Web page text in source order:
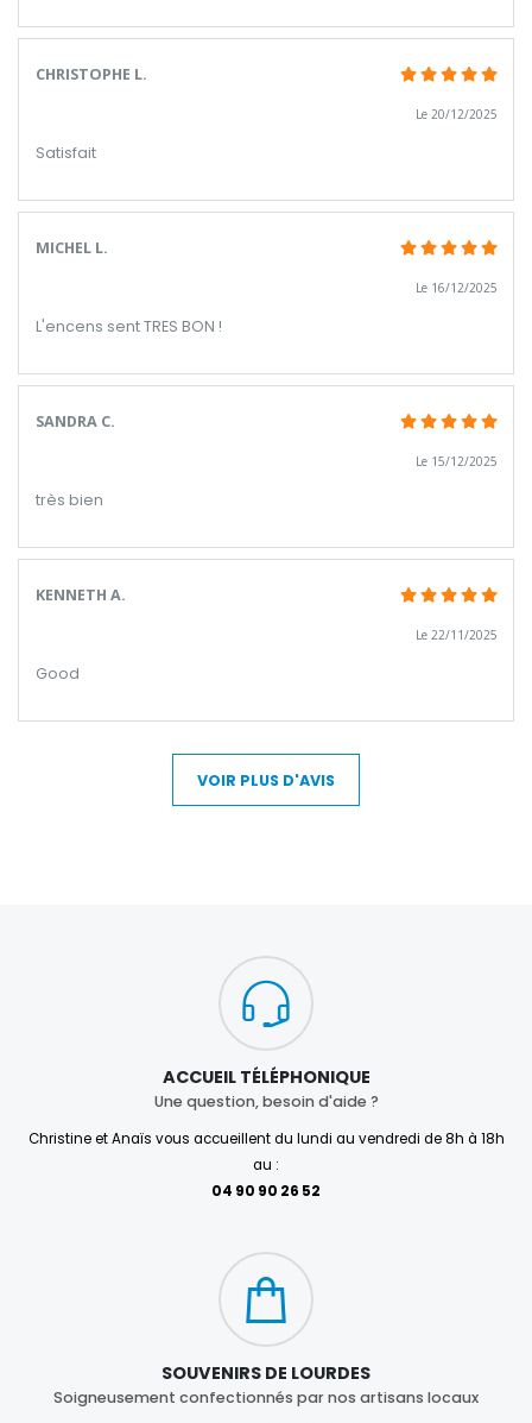
CHRISTOPHE L.
Le 20/12/2025
Satisfait
MICHEL L.
Le 16/12/2025
L'encens sent TRES BON !
SANDRA C.
Le 15/12/2025
très bien
KENNETH A.
Le 22/11/2025
Good
VOIR PLUS D'AVIS
ACCUEIL TÉLÉPHONIQUE
Une question, besoin d'aide ?
Christine et Anaïs vous accueillent du lundi au vendredi de 8h à 18h
au :
04 90 90 26 52
SOUVENIRS DE LOURDES
Soigneusement confectionnés par nos artisans locaux